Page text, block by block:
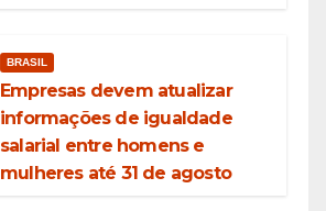
BRASIL
Empresas devem atualizar
informações de igualdade
salarial entre homens e
mulheres até 31 de agosto